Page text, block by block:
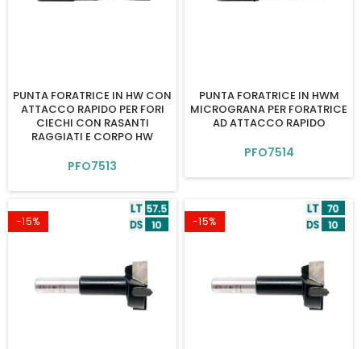
PUNTA FORATRICE IN HW CON
ATTACCO RAPIDO PER FORI
CIECHI CON RASANTI
RAGGIATI E CORPO HW
PFO7513
PUNTA FORATRICE IN HWM
MICROGRANA PER FORATRICE
AD ATTACCO RAPIDO
PFO7514
-15% -15%